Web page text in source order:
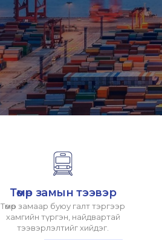
Төмөр замын тээвэр
Төмөр замаар буюу галт тэргээр
хамгийн түргэн, найдвартай
тээвэрлэлтийг хийдэг.